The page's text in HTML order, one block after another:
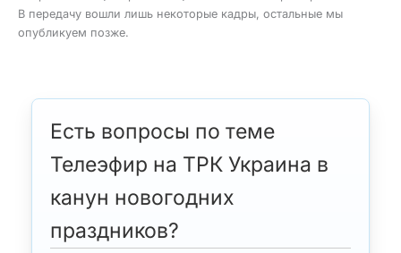
В передачу вошли лишь некоторые кадры, остальные мы
опубликуем позже.
Есть вопросы по теме
Телеэфир на ТРК Украина в
канун новогодних
праздников?